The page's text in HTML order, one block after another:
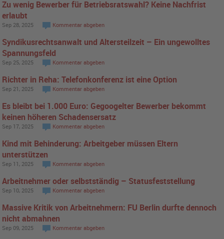
Zu wenig Bewerber für Betriebsratswahl? Keine Nachfrist
erlaubt
Sep 28, 2025 Kommentar abgeben
Syndikusrechtsanwalt und Altersteilzeit – Ein ungewolltes
Spannungsfeld
Sep 25, 2025 Kommentar abgeben
Richter in Reha: Telefonkonferenz ist eine Option
Sep 21, 2025 Kommentar abgeben
Es bleibt bei 1.000 Euro: Gegoogelter Bewerber bekommt
keinen höheren Schadensersatz
Sep 17, 2025 Kommentar abgeben
Kind mit Behinderung: Arbeitgeber müssen Eltern
unterstützen
Sep 11, 2025 Kommentar abgeben
Arbeitnehmer oder selbstständig – Statusfeststellung
Sep 10, 2025 Kommentar abgeben
Massive Kritik von Arbeitnehmern: FU Berlin durfte dennoch
nicht abmahnen
Sep 09, 2025 Kommentar abgeben